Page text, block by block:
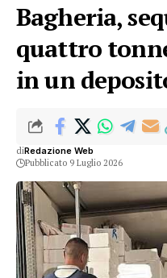
Bagheria,
quattro
in un
diRedazione Web
Pubblicato 9 Luglio 2026